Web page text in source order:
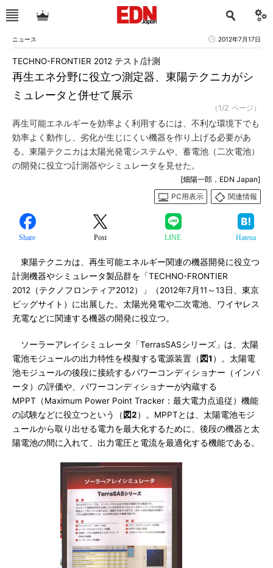
ニュース 2012年7月17日
再生エネ分野に役立つ測定器、東陽テクニカがシ
ミュレータと併せて展示
TECHNO-FRONTIER 2012 テスト/計測
（1/2 ページ）
再生可能エネルギーを効率よく利用するには、不利な環境下でも
効率よく動作し、劣化が生じにくい機器を作り上げる必要があ
る。東陽テクニカは太陽光発電システムや、蓄電池（二次電池）
の開発に役立つ計測器やシミュレータを見せた。
[畑陽一郎，EDN Japan]
PC用表示
関連情報
Share Post LINE Hatena
東陽テクニカは、再生可能エネルギー関連の機器開発に役立つ
計測機器やシミュレータ製品群を「TECHNO-FRONTIER
2012（テクノフロンティア2012）」（2012年7月11～13日、東京
ビッグサイト）に出展した。太陽光発電や二次電池、ワイヤレス
充電などに関連する機器の開発に役立つ。
ソーラーアレイシミュレータ「TerrasSASシリーズ」は、太陽
電池モジュールの出力特性を模擬する電源装置（ 図1 ）。太陽電
池モジュールの後段に接続するパワーコンディショナー（インバ
ータ）の評価や、パワーコンディショナーが内蔵する
MPPT（Maximum Power Point Tracker：最大電力点追従）機能
の試験などに役立つという（ 図2）。MPPTとは、太陽電池モジ
ュールから取り出せる電力を最大化するために、後段の機器と太
陽電池の間に入れて、出力電圧と電流を最適化する機能である。